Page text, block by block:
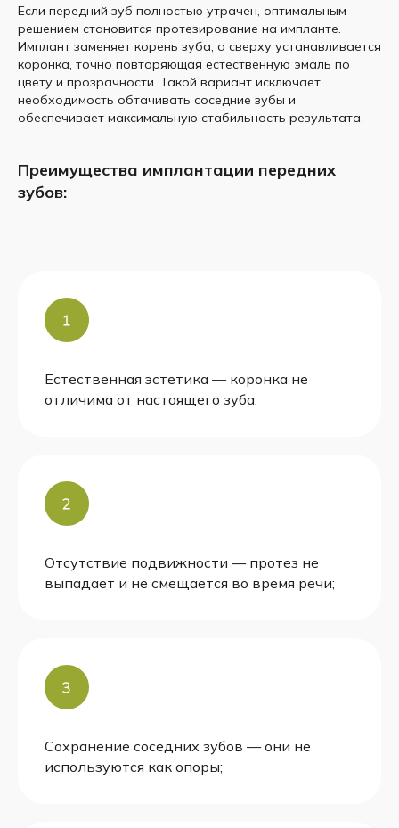
Если передний зуб полностью утрачен, оптимальным
решением становится протезирование на импланте.
Имплант заменяет корень зуба, а сверху устанавливается
коронка, точно повторяющая естественную эмаль по
цвету и прозрачности. Такой вариант исключает
необходимость обтачивать соседние зубы и
обеспечивает максимальную стабильность результата.
Преимущества имплантации передних
зубов:
Естественная эстетика — коронка не
отличима от настоящего зуба;
Отсутствие подвижности — протез не
выпадает и не смещается во время речи;
Сохранение соседних зубов — они не
используются как опоры;